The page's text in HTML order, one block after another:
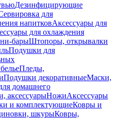
Дезинфицирующие
для
напитковАксессуары для
для охлаждения
барыШтопоры, открывалки
Подушки для
Пледы,
Подушки декоративныеМаски,
домашнего
аксессуарыНожиАксессуары
и комплектующиеКовры и
шкурыКовры,